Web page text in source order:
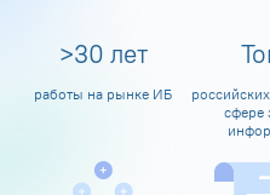
>30 лет
работы на рынке ИБ
сфере